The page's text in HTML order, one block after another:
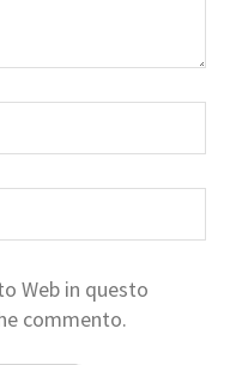
Web in questo
commento.